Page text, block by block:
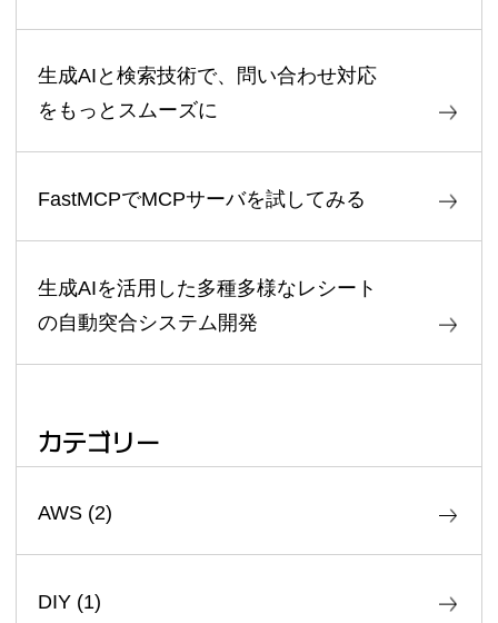
生成AIと検索技術で、問い合わせ対応
をもっとスムーズに
FastMCPでMCPサーバを試してみる
生成AIを活用した多種多様なレシート
の自動突合システム開発
カテゴリー
AWS(2)
DIY(1)